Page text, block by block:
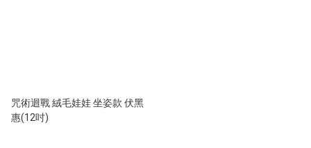
咒術迴戰 絨毛娃娃 坐姿款 伏黑
惠(12吋)